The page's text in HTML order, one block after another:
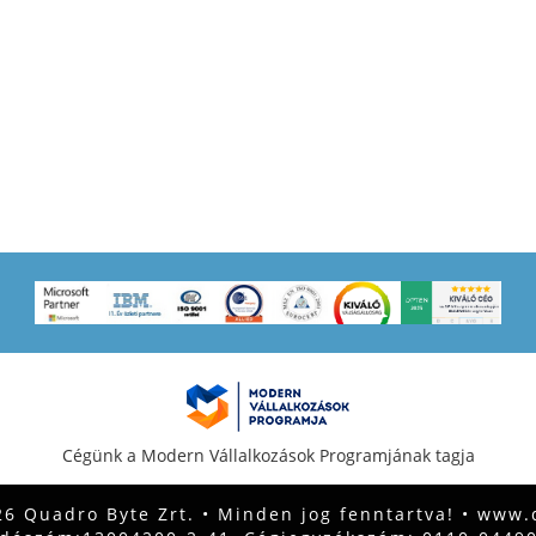
Cégünk a Modern Vállalkozások Programjának tagja
Quadro Byte Zrt. • Minden jog fenntartva! •